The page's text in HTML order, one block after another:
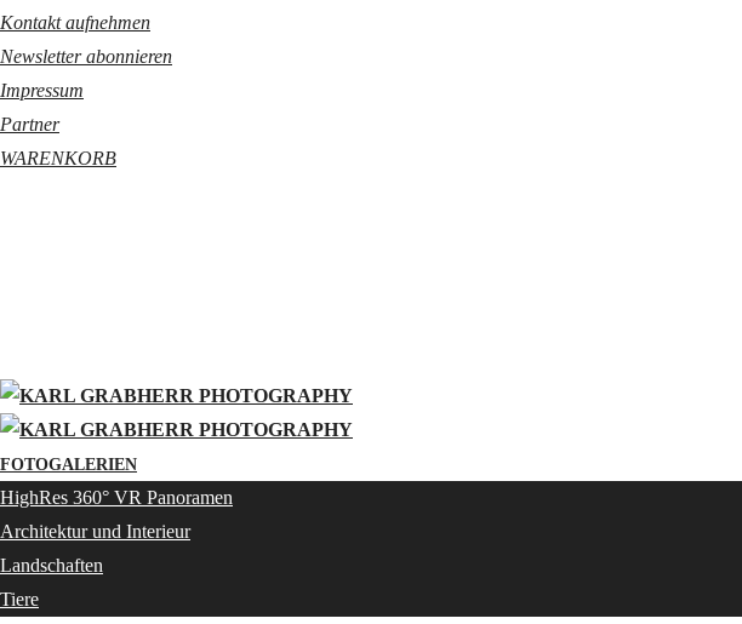
Kontakt aufnehmen
Newsletter abonnieren
Impressum
Partner
WARENKORB
FOTOGALERIEN
HighRes 360° VR Panoramen
Architektur und Interieur
Landschaften
Tiere